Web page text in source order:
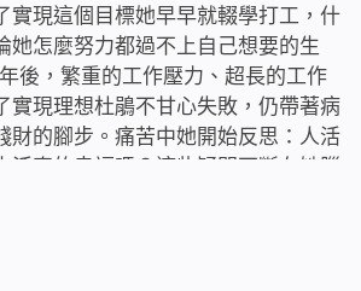
現這個目標她早早就輟學打工，什
怎麼努力都過不上自己想要的生
後，繁重的工作壓力、超長的工作
現理想杜鵑不甘心失敗，仍帶著病
的腳步。痛苦中她開始反思：人活
真的幸福嗎？這些疑問不斷在她腦
知道了人從哪裡來到哪裡去，也明
起這次經歷，杜鵑都會在心裡感